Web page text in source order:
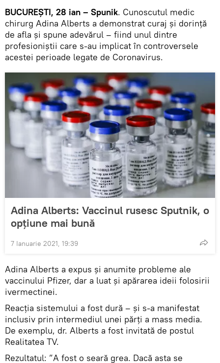
BUCUREȘTI, 28 ian – Spunik. Cunoscutul medic
chirurg Adina Alberts a demonstrat curaj și dorință
de afla și spune adevărul – fiind unul dintre
profesioniștii care s-au implicat în controversele
acestei perioade legate de Coronavirus.
Adina Alberts: Vaccinul rusesc Sputnik, o
opțiune mai bună
7 Ianuarie 2021, 19:39
Adina Alberts a expus și anumite probleme ale
vaccinului Pfizer, dar a luat și apărarea ideii folosirii
ivermectinei.
Reacția sistemului a fost dură – și s-a manifestat
inclusiv prin intermediul unei părți a mass media.
De exemplu, dr. Alberts a fost invitată de postul
Realitatea TV.
Rezultatul: ”A fost o seară grea. Dacă asta se